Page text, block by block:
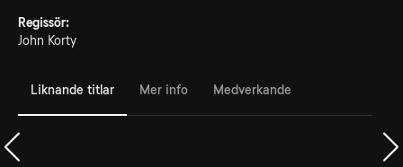
Regissör:
John Korty
Liknande titlar Mer info Medverkande